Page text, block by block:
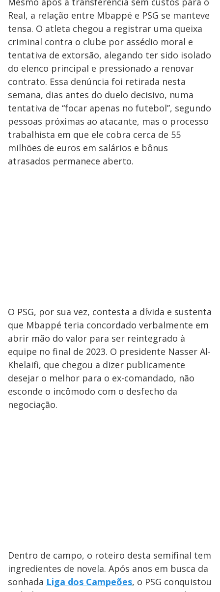
Real, a relação entre Mbappé e PSG se manteve
tensa. O atleta chegou a registrar uma queixa
criminal contra o clube por assédio moral e
tentativa de extorsão, alegando ter sido isolado
do elenco principal e pressionado a renovar
contrato. Essa denúncia foi retirada nesta
semana, dias antes do duelo decisivo, numa
tentativa de “focar apenas no futebol”, segundo
pessoas próximas ao atacante, mas o processo
trabalhista em que ele cobra cerca de 55
milhões de euros em salários e bônus
atrasados permanece aberto.
O PSG, por sua vez, contesta a dívida e sustenta
que Mbappé teria concordado verbalmente em
abrir mão do valor para ser reintegrado à
equipe no final de 2023. O presidente Nasser Al-
Khelaifi, que chegou a dizer publicamente
desejar o melhor para o ex-comandado, não
esconde o incômodo com o desfecho da
negociação.
Dentro de campo, o roteiro desta semifinal tem
ingredientes de novela. Após anos em busca da
sonhada Liga dos Campeões, o PSG conquistou